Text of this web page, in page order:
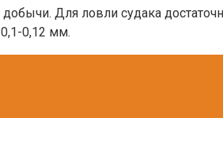
Для ловли судака
0,12 мм.